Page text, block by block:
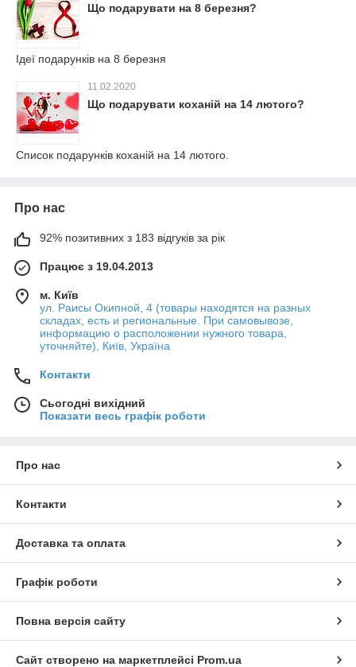
Що подарувати на 8 березня?
Ідеї подарунків на 8 березня
11.02.2020
Що подарувати коханій на 14 лютого?
Список подарунків коханій на 14 лютого.
Про нас
92% позитивних з 183 відгуків за рік
Працює з 19.04.2013
м. Київ
ул. Раисы Окипной, 4 (товары находятся на разных
складах, есть и региональные. При самовывозе,
информацию о расположении нужного товара,
уточняйте), Київ, Україна
Контакти
Сьогодні вихідний
Показати весь графік роботи
Про нас
Контакти
Доставка та оплата
Графік роботи
Повна версія сайту
Сайт створено на маркетплейсі Prom.ua